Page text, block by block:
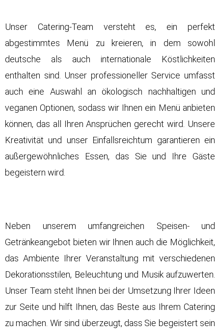
Unser Catering-Team versteht es, ein perfekt
abgestimmtes Menü zu kreieren, in dem sowohl
deutsche als auch internationale Köstlichkeiten
enthalten sind. Unser professioneller Service umfasst
auch eine Auswahl an ökologisch nachhaltigen und
veganen Optionen, sodass wir Ihnen ein Menü anbieten
können, das all Ihren Ansprüchen gerecht wird. Unsere
Kreativität und unser Einfallsreichtum garantieren ein
außergewöhnliches Essen, das Sie und Ihre Gäste
begeistern wird.
Neben unserem umfangreichen Speisen- und
Getränkeangebot bieten wir Ihnen auch die Möglichkeit,
das Ambiente Ihrer Veranstaltung mit verschiedenen
Dekorationsstilen, Beleuchtung und Musik aufzuwerten.
Unser Team steht Ihnen bei der Umsetzung Ihrer Ideen
zur Seite und hilft Ihnen, das Beste aus Ihrem Catering
zu machen. Wir sind überzeugt, dass Sie begeistert sein